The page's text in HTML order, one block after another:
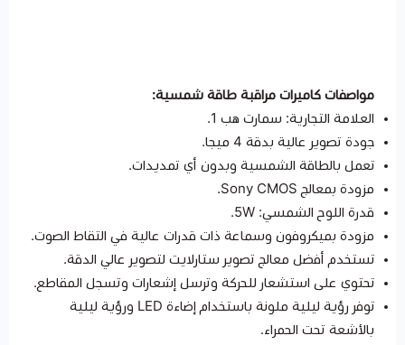
مواصفات كاميرات مراقبة طاقة شمسية:
العلامة التجارية: سمارت هب 1.
جودة تصوير عالية بدقة 4 ميجا.
تعمل بالطاقة الشمسية وبدون أي تمديدات.
مزودة بمعالج Sony CMOS.
قدرة اللوح الشمسي: 5W.
مزودة بميكروفون وسماعة ذات قدرات عالية في التقاط الصوت.
تستخدم أفضل معالج تصوير ستارلايت لتصوير عالي الدقة.
تحتوي على استشعار للحركة وترسل إشعارات وتسجل المقاطع.
توفر رؤية ليلية ملونة باستخدام إضاءة LED ورؤية ليلية
بالأشعة تحت الحمراء.